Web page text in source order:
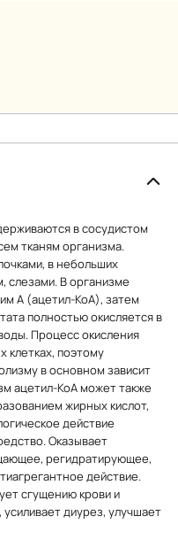
в сосудистом
тканям организма.
в небольших
слезами. В организме
А (ацетил-КоА), затем
полностью окисляется в
Процесс окисления
клетках, поэтому
в основном зависит
ацетил-КоА может также
жирных кислот,
действие
Оказывает
регидратирующее,
действие.
сгущению крови и
диурез, улучшает